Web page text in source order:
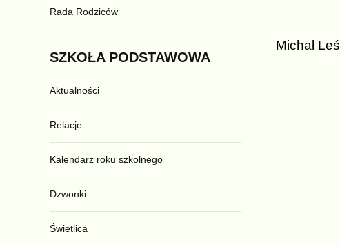
Michał
Rada Rodziców
SZKOŁA PODSTAWOWA
Aktualności
Relacje
Kalendarz roku szkolnego
Dzwonki
Świetlica